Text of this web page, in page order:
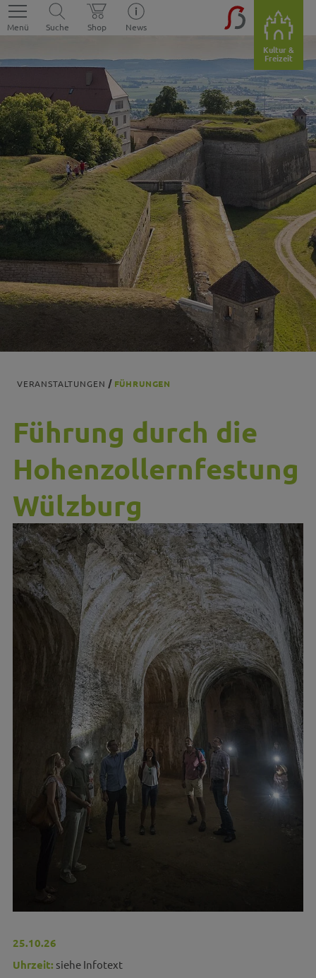
Menü Suche Shop
News
Kultur &
Freizeit
VERANSTALTUNGEN FÜHRUNGEN
Führung durch die
Hohenzollernfestung
Wülzburg
25.10.26
Uhrzeit: siehe Infotext